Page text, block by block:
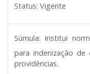
Status: Vigente
Súmula: Institui
para indenização
providências.